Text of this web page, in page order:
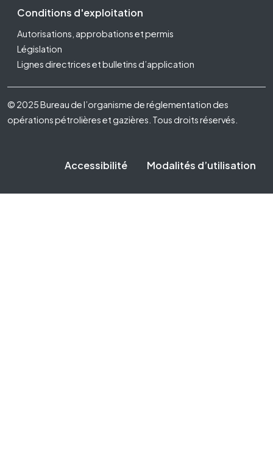
Conditions d'exploitation
Autorisations, approbations et permis
Législation
Lignes directrices et bulletins d’application
Footer Fifth
© 2025 Bureau de l’organisme de réglementation des
opérations pétrolières et gazières. Tous droits réservés.
Accessibilité Modalités d’utilisation